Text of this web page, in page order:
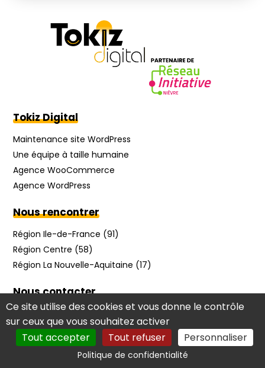
09 70 70 49 06 AUDIT GRATUIT
Tokiz Digital
Maintenance site WordPress
Une équipe à taille humaine
Agence WooCommerce
Agence WordPress
Nous rencontrer
Région Ile-de-France (91)
Région Centre (58)
Région La Nouvelle-Aquitaine (17)
Nous contacter
Par mail
09 70 70 49 06
Ce site utilise des cookies et vous donne le contrôle
sur ceux que vous souhaitez activer
Tout accepter
Tout refuser Personnaliser
Politique de confidentialité